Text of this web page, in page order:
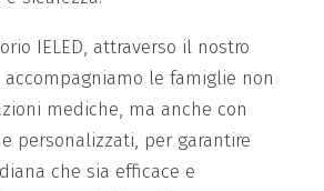
IELED, attraverso il nostro
accompagniamo le famiglie non
mediche, ma anche con
personalizzati, per garantire
che sia efficace e